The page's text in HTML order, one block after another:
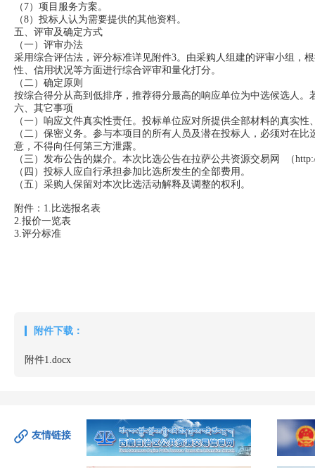
（7）项目服务方案。
（8）投标人认为需要提供的其他资料。
五、评审及确定方式
（一）评审办法
采用综合评估法，评分标准详见附件3。由采购人组建的评审小组，
性、信用状况等方面进行综合评审和量化打分。
（二）确定原则
按综合得分从高到低排序，推荐得分最高的响应单位为中选候选人
六、其它事项
（一）响应文件真实性责任。投标单位应对所提供全部材料的真实
（二）保密义务。参与本项目的所有人员及潜在投标人，必须对在
意，不得向任何第三方泄露。
（三）发布公告的媒介。本次比选公告在拉萨公共资源交易网 （
（四）投标人应自行承担参加比选所发生的全部费用。
（五）采购人保留对本次比选活动解释及调整的权利。
附件：1.比选报名表
2.报价一览表
3.评分标准
附件下载：
附件1.docx
友情链接